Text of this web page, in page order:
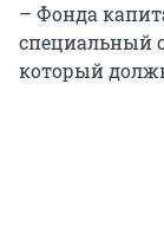
– Фонда
специальный
который